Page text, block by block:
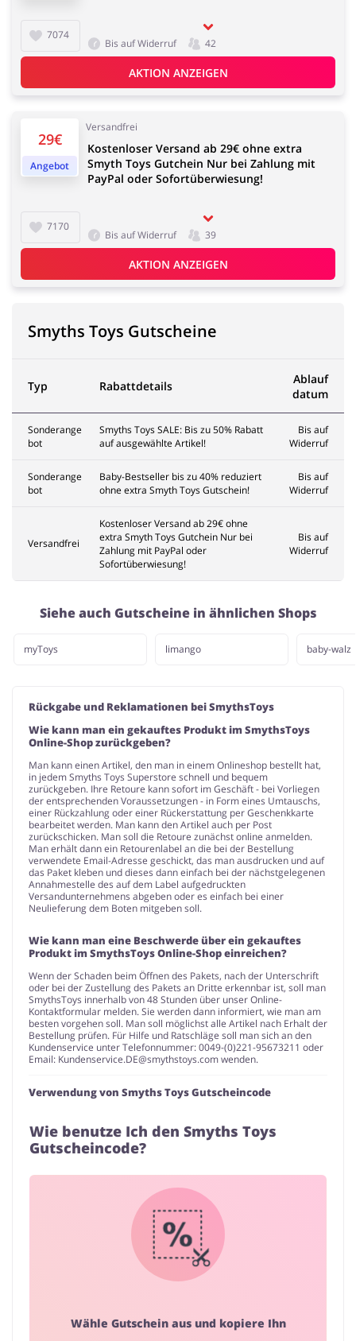
7074
Bis auf Widerruf 42
AKTION ANZEIGEN
29€
Angebot
Versandfrei
7170
Kostenloser Versand ab 29€ ohne extra
Smyth Toys Gutchein Nur bei Zahlung mit
PayPal oder Sofortüberwiesung!
Bis auf Widerruf 39
AKTION ANZEIGEN
Smyths Toys Gutscheine
Typ Rabattdetails
Ablauf
datum
Sonderange
bot
Smyths Toys SALE: Bis zu 50% Rabatt
auf ausgewählte Artikel!
Bis auf
Widerruf
Sonderange
bot
Baby-Bestseller bis zu 40% reduziert
ohne extra Smyth Toys Gutschein!
Bis auf
Widerruf
Versandfrei
Kostenloser Versand ab 29€ ohne
extra Smyth Toys Gutchein Nur bei
Zahlung mit PayPal oder
Sofortüberwiesung!
Bis auf
Widerruf
Siehe auch Gutscheine in ähnlichen Shops
myToys limango baby-walz
Rückgabe und Reklamationen bei SmythsToys
Wie kann man ein gekauftes Produkt im SmythsToys
Online-Shop zurückgeben?
Man kann einen Artikel, den man in einem Onlineshop bestellt hat,
in jedem Smyths Toys Superstore schnell und bequem
zurückgeben. Ihre Retoure kann sofort im Geschäft - bei Vorliegen
der entsprechenden Voraussetzungen - in Form eines Umtauschs,
einer Rückzahlung oder einer Rückerstattung per Geschenkkarte
bearbeitet werden. Man kann den Artikel auch per Post
zurückschicken. Man soll die Retoure zunächst online anmelden.
Man erhält dann ein Retourenlabel an die bei der Bestellung
verwendete Email-Adresse geschickt, das man ausdrucken und auf
das Paket kleben und dieses dann einfach bei der nächstgelegenen
Annahmestelle des auf dem Label aufgedruckten
Versandunternehmens abgeben oder es einfach bei einer
Neulieferung dem Boten mitgeben soll.
Wie kann man eine Beschwerde über ein gekauftes
Produkt im SmythsToys Online-Shop einreichen?
Wenn der Schaden beim Öffnen des Pakets, nach der Unterschrift
oder bei der Zustellung des Pakets an Dritte erkennbar ist, soll man
SmythsToys innerhalb von 48 Stunden über unser Online-
Kontaktformular melden. Sie werden dann informiert, wie man am
besten vorgehen soll. Man soll möglichst alle Artikel nach Erhalt der
Bestellung prüfen. Für Hilfe und Ratschläge soll man sich an den
Kundenservice unter Telefonnummer: 0049-(0)221-95673211 oder
Email: Kundenservice.DE@smythstoys.comwenden.
Verwendung von Smyths Toys Gutscheincode
Wie benutze Ich den Smyths Toys
Gutscheincode?
Wähle Gutschein aus und kopiere Ihn